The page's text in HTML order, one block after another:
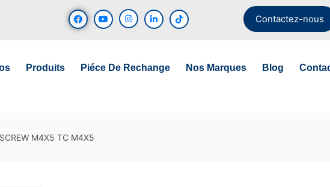
Contactez-nous
Produits Piéce De Rechange Nos Marques Blog
M4X5 TC M4X5